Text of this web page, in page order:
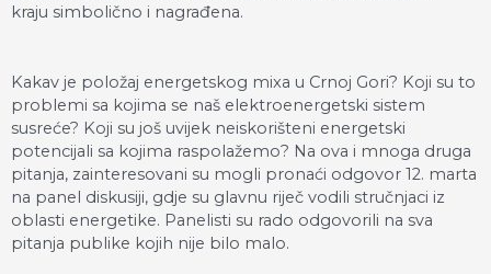
kraju simbolično i nagrađena.
Kakav je položaj energetskog mixa u Crnoj Gori? Koji su to
problemi sa kojima se naš elektroenergetski sistem
susreće? Koji su još uvijek neiskorišteni energetski
potencijali sa kojima raspolažemo? Na ova i mnoga druga
pitanja, zainteresovani su mogli pronaći odgovor 12. marta
na panel diskusiji, gdje su glavnu riječ vodili stručnjaci iz
oblasti energetike. Panelisti su rado odgovorili na sva
pitanja publike kojih nije bilo malo.